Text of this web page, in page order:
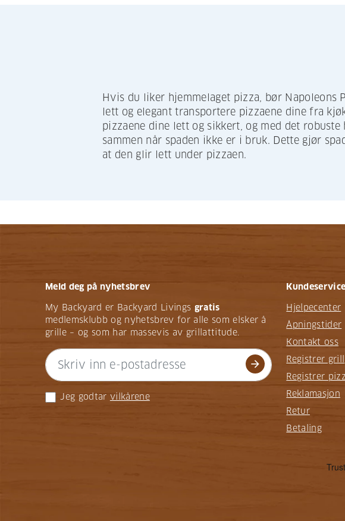
Hvis du liker hjemmelaget pizza, bør Napoleons
lett og elegant transportere pizzaene dine fra
pizzaene dine lett og sikkert, og med det
sammen når spaden ikke er i bruk. Dette gjør
at den glir lett under pizzaen.
Meld deg på nyhetsbrev
My Backyard er Backyard Livings gratis
medlemsklubb og nyhetsbrev for alle som elsker å
grille – og som har massevis av grillattitude.
arrow_forward
Jeg godtar vilkårene
Kundeservice
Hjelpecenter
Åpningstider
Kontakt oss
Registrer grill
Registrer
Reklamasjon
Retur
Betaling